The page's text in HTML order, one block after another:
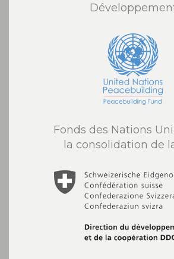
Fonds des Nations
la consolidation de